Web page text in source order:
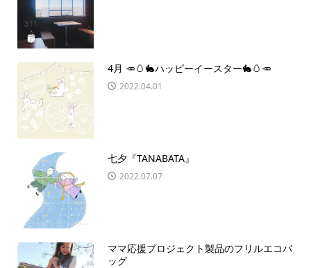
4月 🥕🥚🐇ハッピーイースター🐇🥚🥕
2022.04.01
七夕『TANABATA』
2022.07.07
ママ応援プロジェクト製品のフリルエコバ
ッグ